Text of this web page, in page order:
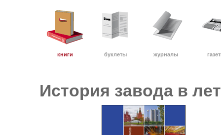
книги буклеты журналы
История завода в